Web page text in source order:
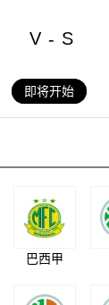
V - S
即将开始
巴西甲